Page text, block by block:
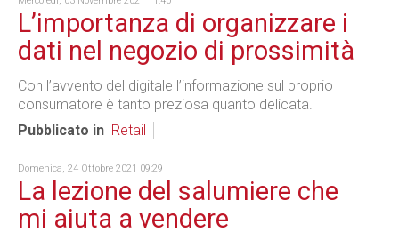
L’importanza di organizzare i
dati nel negozio di prossimità
Con l’avvento del digitale l’informazione sul proprio
consumatore è tanto preziosa quanto delicata.
Pubblicato in Retail
Domenica, 24 Ottobre 2021 09:29
La lezione del salumiere che
mi aiuta a vendere